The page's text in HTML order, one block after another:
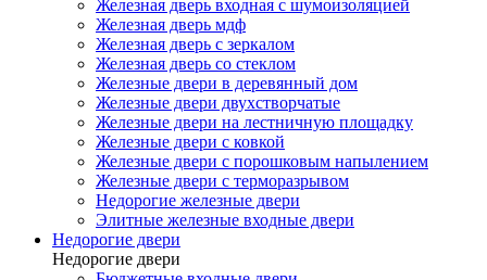
Железная дверь входная с шумоизоляцией
Железная дверь мдф
Железная дверь с зеркалом
Железная дверь со стеклом
Железные двери в деревянный дом
Железные двери двухстворчатые
Железные двери на лестничную площадку
Железные двери с ковкой
Железные двери с порошковым напылением
Железные двери с терморазрывом
Недорогие железные двери
Элитные железные входные двери
Недорогие двери
Недорогие двери